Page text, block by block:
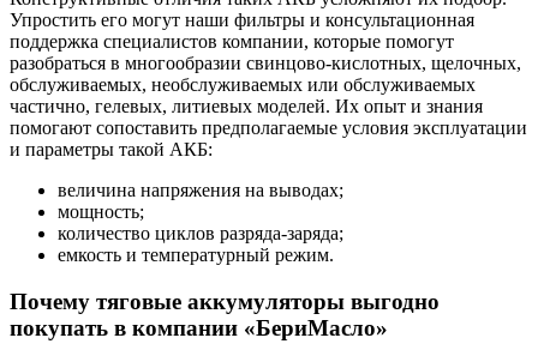
Упростить его могут наши фильтры и консультационная
поддержка специалистов компании, которые помогут
разобраться в многообразии свинцово-кислотных, щелочных,
обслуживаемых, необслуживаемых или обслуживаемых
частично, гелевых, литиевых моделей. Их опыт и знания
помогают сопоставить предполагаемые условия эксплуатации
и параметры такой АКБ:
величина напряжения на выводах;
мощность;
количество циклов разряда-заряда;
емкость и температурный режим.
Почему тяговые аккумуляторы выгодно
покупать в компании «БериМасло»